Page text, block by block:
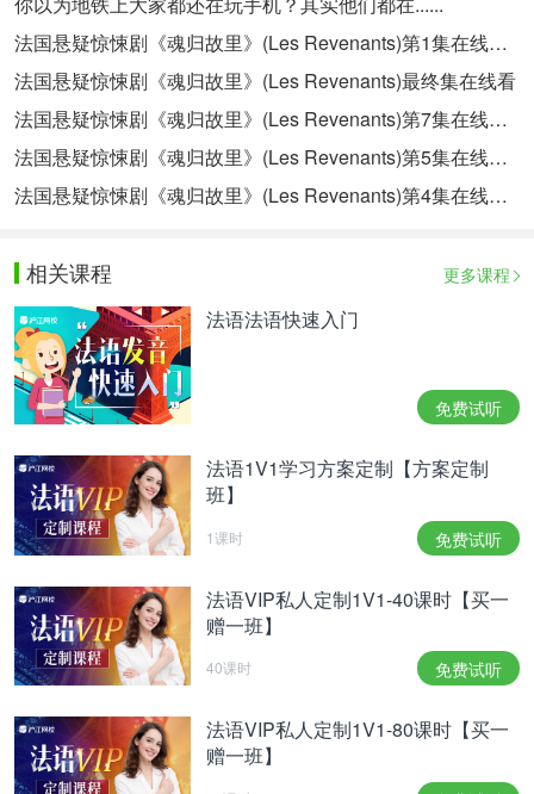
法国悬疑惊悚剧《魂归故里》(Les Revenants)第1集在线观看
法国悬疑惊悚剧《魂归故里》(Les Revenants)最终集在线看
法国悬疑惊悚剧《魂归故里》(Les Revenants)第7集在线观看
法国悬疑惊悚剧《魂归故里》(Les Revenants)第5集在线观看
法国悬疑惊悚剧《魂归故里》(Les Revenants)第4集在线观看
相关课程 更多课程
法语法语快速入门
免费试听
法语1V1学习方案定制【方案定制
班】
1课时 免费试听
法语VIP私人定制1V1-40课时【买一
赠一班】
40课时 免费试听
法语VIP私人定制1V1-80课时【买一
赠一班】